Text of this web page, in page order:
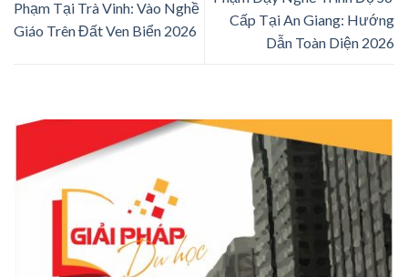
Phạm Tại Trà Vinh: Vào Nghề
Giáo Trên Đất Ven Biển 2026
Cấp Tại An Giang: Hướng
Dẫn Toàn Diện 2026